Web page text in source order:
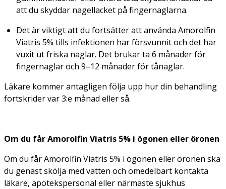
att du skyddar nagellacket på fingernaglarna.
Det är viktigt att du fortsätter att använda Amorolfin
Viatris 5% tills infektionen har försvunnit och det har
vuxit ut friska naglar. Det brukar ta 6 månader för
fingernaglar och 9–12 månader för tånaglar.
Läkare kommer antagligen följa upp hur din behandling
fortskrider var 3:e månad eller så.
Om du får Amorolfin Viatris 5% i ögonen eller öronen
Om du får Amorolfin Viatris 5% i ögonen eller öronen ska
du genast skölja med vatten och omedelbart kontakta
läkare, apotekspersonal eller närmaste sjukhus